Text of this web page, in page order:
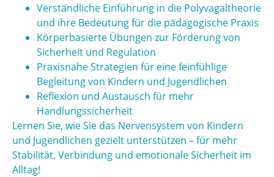
Verständliche Einführung in die Polyvagaltheorie
und ihre Bedeutung für die pädagogische Praxis
Körperbasierte Übungen zur Förderung von
Sicherheit und Regulation
Praxisnahe Strategien für eine feinfühlige
Begleitung von Kindern und Jugendlichen
Reflexion und Austausch für mehr
Handlungssicherheit
Lernen Sie, wie Sie das Nervensystem von Kindern
und Jugendlichen gezielt unterstützen – für mehr
Stabilität, Verbindung und emotionale Sicherheit im
Alltag!